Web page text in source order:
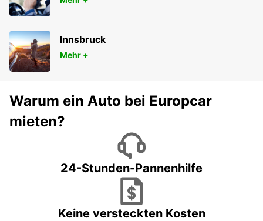
Innsbruck
Mehr +
Warum ein Auto bei Europcar
mieten?
24-Stunden-Pannenhilfe
Keine versteckten Kosten